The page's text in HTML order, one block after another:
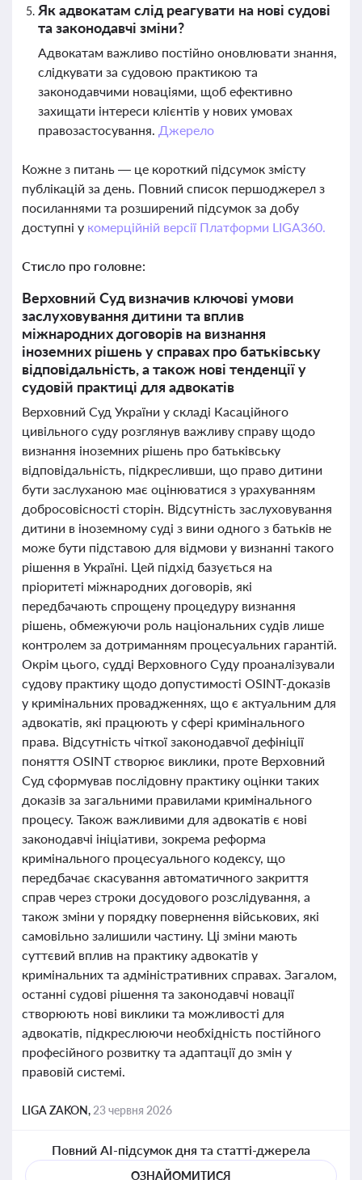
Як адвокатам слід реагувати на нові судові
та законодавчі зміни?
Адвокатам важливо постійно оновлювати знання,
слідкувати за судовою практикою та
законодавчими новаціями, щоб ефективно
захищати інтереси клієнтів у нових умовах
правозастосування. Джерело
Кожне з питань — це короткий підсумок змісту
публікацій за день. Повний список першоджерел з
посиланнями та розширений підсумок за добу
доступні у комерційній версії Платформи LIGA360.
Стисло про головне:
Верховний Суд визначив ключові умови
заслуховування дитини та вплив
міжнародних договорів на визнання
іноземних рішень у справах про батьківську
відповідальність, а також нові тенденції у
судовій практиці для адвокатів
Верховний Суд України у складі Касаційного
цивільного суду розглянув важливу справу щодо
визнання іноземних рішень про батьківську
відповідальність, підкресливши, що право дитини
бути заслуханою має оцінюватися з урахуванням
добросовісності сторін. Відсутність заслуховування
дитини в іноземному суді з вини одного з батьків не
може бути підставою для відмови у визнанні такого
рішення в Україні. Цей підхід базується на
пріоритеті міжнародних договорів, які
передбачають спрощену процедуру визнання
рішень, обмежуючи роль національних судів лише
контролем за дотриманням процесуальних гарантій.
Окрім цього, судді Верховного Суду проаналізували
судову практику щодо допустимості OSINT-доказів
у кримінальних провадженнях, що є актуальним для
адвокатів, які працюють у сфері кримінального
права. Відсутність чіткої законодавчої дефініції
поняття OSINT створює виклики, проте Верховний
Суд сформував послідовну практику оцінки таких
доказів за загальними правилами кримінального
процесу. Також важливими для адвокатів є нові
законодавчі ініціативи, зокрема реформа
кримінального процесуального кодексу, що
передбачає скасування автоматичного закриття
справ через строки досудового розслідування, а
також зміни у порядку повернення військових, які
самовільно залишили частину. Ці зміни мають
суттєвий вплив на практику адвокатів у
кримінальних та адміністративних справах. Загалом,
останні судові рішення та законодавчі новації
створюють нові виклики та можливості для
адвокатів, підкреслюючи необхідність постійного
професійного розвитку та адаптації до змін у
правовій системі.
LIGA ZAKON, 23 червня 2026
Повний AI-підсумок дня та статті-джерела
ОЗНАЙОМИТИСЯ